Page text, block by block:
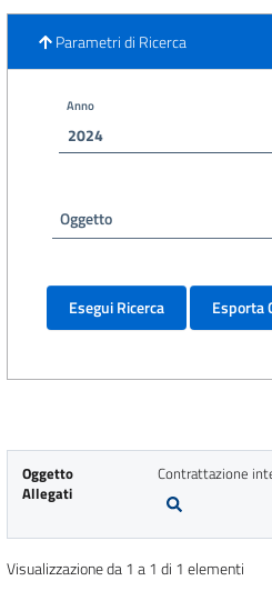
Parametri di Ricerca
Anno
2024
Oggetto
Oggetto
Contrattazione
Allegati
Visualizzazione da 1 a 1 di 1 elementi